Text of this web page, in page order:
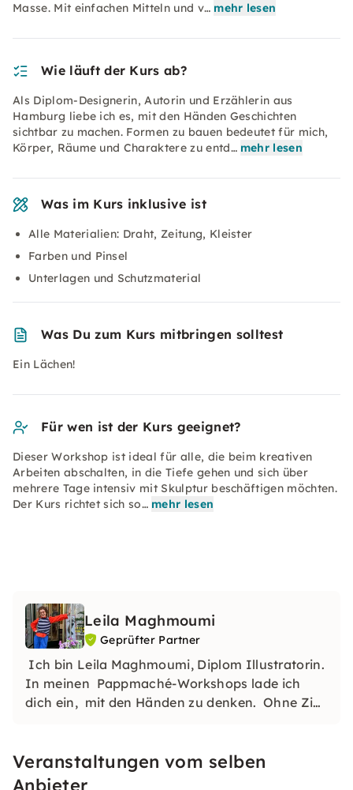
Masse. Mit einfachen Mitteln und v… mehr lesen
Wie läuft der Kurs ab?
Als Diplom-Designerin, Autorin und Erzählerin aus
Hamburg liebe ich es, mit den Händen Geschichten
sichtbar zu machen. Formen zu bauen bedeutet für mich,
Körper, Räume und Charaktere zu entd… mehr lesen
Was im Kurs inklusive ist
Alle Materialien: Draht, Zeitung, Kleister
Farben und Pinsel
Unterlagen und Schutzmaterial
Was Du zum Kurs mitbringen solltest
Ein Lächen!
Für wen ist der Kurs geeignet?
Dieser Workshop ist ideal für alle, die beim kreativen
Arbeiten abschalten, in die Tiefe gehen und sich über
mehrere Tage intensiv mit Skulptur beschäftigen möchten.
Der Kurs richtet sich so… mehr lesen
Leila Maghmoumi
Geprüfter Partner
Ich bin Leila Maghmoumi, Diplom Illustratorin.
In meinen Pappmaché-Workshops lade ich
dich ein, mit den Händen zu denken. Ohne Ziel
Veranstaltungen vom selben
Anbieter